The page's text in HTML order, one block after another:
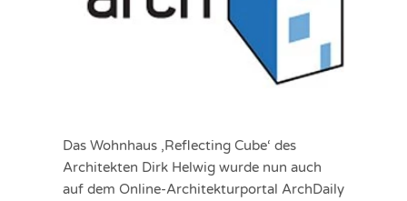
Das Wohnhaus ‚Reflecting Cube‘ des
Architekten Dirk Helwig wurde nun auch
auf dem Online-Architekturportal ArchDaily